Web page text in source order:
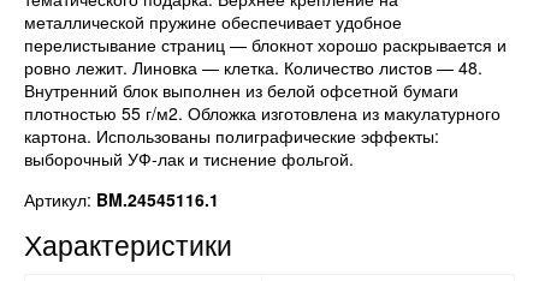
металлической пружине обеспечивает удобное
перелистывание страниц — блокнот хорошо раскрывается и
ровно лежит. Линовка — клетка. Количество листов — 48.
Внутренний блок выполнен из белой офсетной бумаги
плотностью 55 г/м2. Обложка изготовлена из макулатурного
картона. Использованы полиграфические эффекты:
выборочный УФ-лак и тиснение фольгой.
Артикул: BM.24545116.1
Характеристики